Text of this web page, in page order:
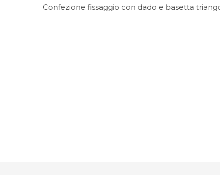
Confezione fissaggio con dado e basetta